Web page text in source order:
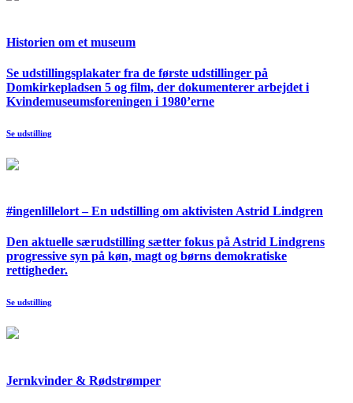
Historien om et museum
Se udstillingsplakater fra de første udstillinger på
Domkirkepladsen 5 og film, der dokumenterer arbejdet i
Kvindemuseumsforeningen i 1980’erne
Se udstilling
#ingenlillelort – En udstilling om aktivisten Astrid Lindgren
Den aktuelle særudstilling sætter fokus på Astrid Lindgrens
progressive syn på køn, magt og børns demokratiske
rettigheder.
Se udstilling
Jernkvinder & Rødstrømper